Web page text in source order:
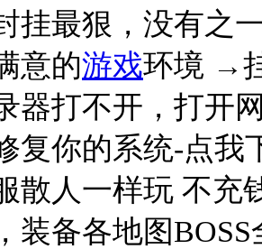
挂最狠，没有之
意的游戏环境 →
器打不开，打开
复你的系统-点我
散人一样玩 不充
装备各地图